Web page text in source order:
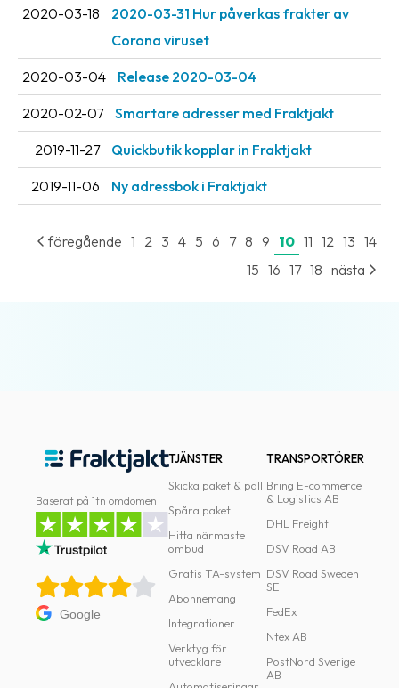
villkor
Integritet
Förbjudet
och
innehåll
2020-03-18
2020-03-31 Hur påverkas frakter av
Corona viruset
2020-03-04 Release 2020-03-04
2020-02-07 Smartare adresser med Fraktjakt
2019-11-27 Quickbutik kopplar in Fraktjakt
2019-11-06 Ny adressbok i Fraktjakt
föregående 1 2 3 4 5 6 7 8 9 10 11 12 13 14
15 16 17 18 nästa
Baserat på 1tn omdömen
Google
TJÄNSTER
Skicka paket & pall
Spåra paket
Hitta närmaste
ombud
Gratis TA-system
Abonnemang
Integrationer
Verktyg för
utvecklare
TRANSPORTÖRER
Bring E-commerce
& Logistics AB
DHL Freight
DSV Road AB
DSV Road Sweden
SE
FedEx
Ntex AB
PostNord Sverige
AB